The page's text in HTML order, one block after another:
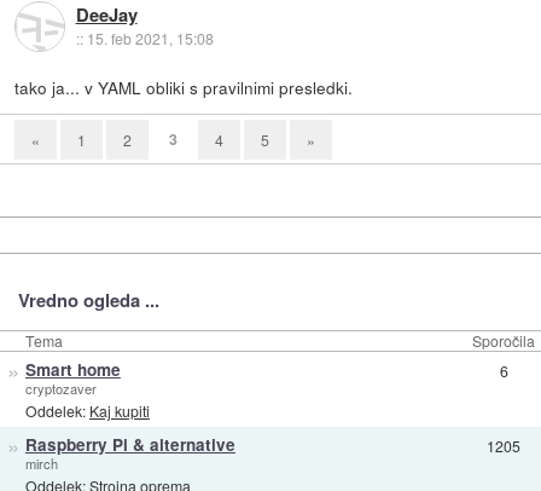
DeeJay
:: 15. feb 2021, 15:08
tako ja... v YAML obliki s pravilnimi presledki.
« 1 2 3 4 5 »
Vredno ogleda ...
Tema Sporočila
» Smart home
cryptozaver
Oddelek: Kaj kupiti
6
» Raspberry Pi & alternative
mirch
Oddelek:Strojna oprema
1205